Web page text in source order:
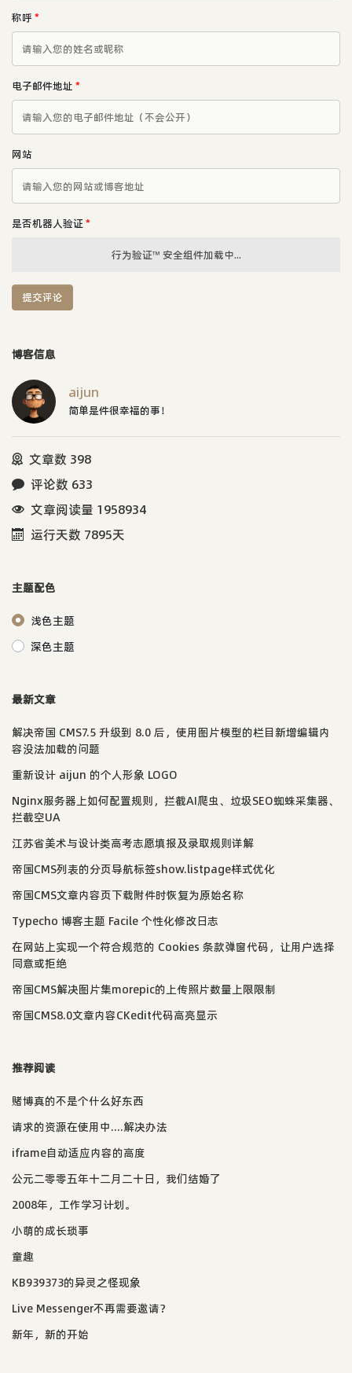
称呼*
电子邮件地址 *
网站
是否机器人验证 *
行为验证™ 安全组件加载中...
提交评论
博客信息
aijun
简单是件很幸福的事！
文章数 398
评论数 633
文章阅读量 1958934
运行天数 7895天
主题配色
浅色主题
深色主题
最新文章
解决帝国 CMS7.5 升级到 8.0 后，使用图片模型的栏目新增编辑内
容没法加载的问题
重新设计 aijun 的个人形象 LOGO
Nginx服务器上如何配置规则，拦截AI爬虫、垃圾SEO蜘蛛采集器、
拦截空UA
江苏省美术与设计类高考志愿填报及录取规则详解
帝国CMS列表的分页导航标签show.listpage样式优化
帝国CMS文章内容页下载附件时恢复为原始名称
Typecho 博客主题 Facile 个性化修改日志
在网站上实现一个符合规范的 Cookies 条款弹窗代码，让用户选择
同意或拒绝
帝国CMS解决图片集morepic的上传照片数量上限限制
帝国CMS8.0文章内容CKedit代码高亮显示
推荐阅读
赌博真的不是个什么好东西
请求的资源在使用中....解决办法
iframe自动适应内容的高度
公元二零零五年十二月二十日，我们结婚了
2008年，工作学习计划。
小萌的成长琐事
童趣
KB939373的异灵之怪现象
Live Messenger不再需要邀请？
新年，新的开始